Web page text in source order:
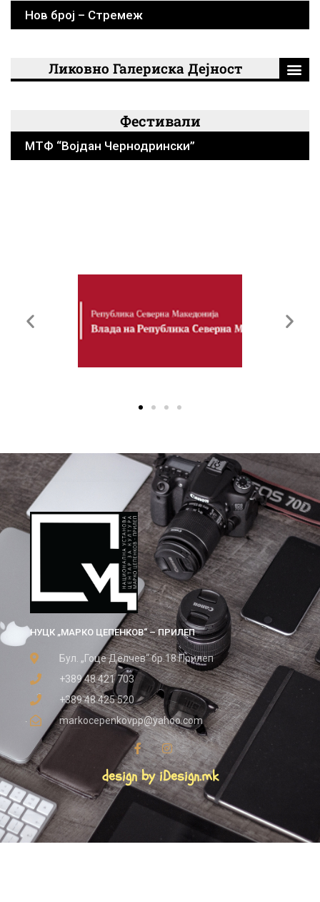
Нов број – Стремеж
Ликовно Галериска Дејност
Фестивали
МТФ “Војдан Чернодрински”
НУЦК „МАРКО ЦЕПЕНКОВ“ – ПРИЛЕП
Бул. „Гоце Делчев“ бр.18 Прилеп
+389 48 421 703
+389 48 425 520
markocepenkovpp@yahoo.com
design by iDesign.mk